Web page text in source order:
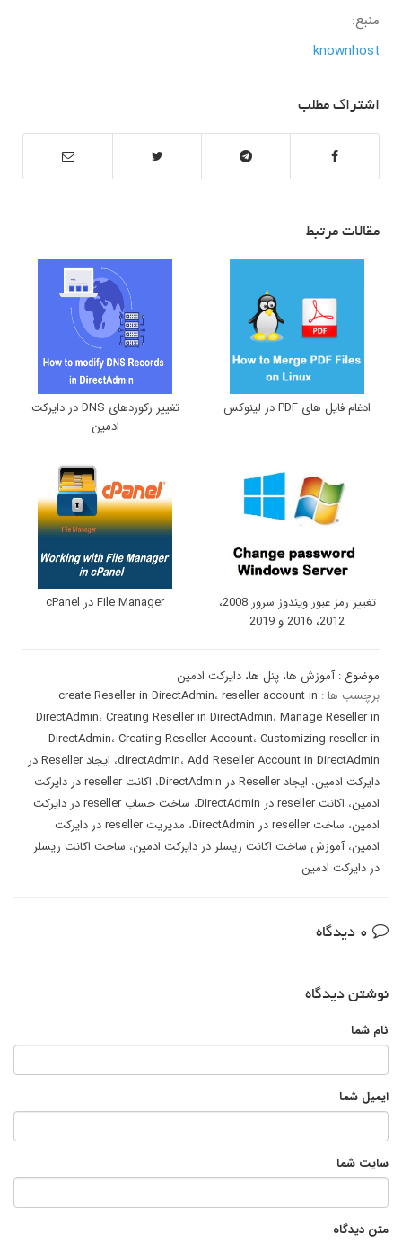
منبع:
knownhost
اشتراک مطلب
مقالات مرتبط
ادغام فایل های PDF در لینوکس
تغییر رکوردهای DNS در دایرکت
ادمین
تغییر رمز عبور ویندوز سرور 2008،
2012، 2016 و 2019
File Manager در cPanel
موضوع :آموزش ها، پنل ها، دایرکت ادمین
برچسب ها :
create Reseller in DirectAdmin، reseller account in
DirectAdmin، Creating Reseller in DirectAdmin، Manage Reseller in
DirectAdmin، Creating Reseller Account، Customizing reseller in
directAdmin، Add Reseller Account in DirectAdmin ،
ایجاد Reseller در
دایرکت ادمین، ایجاد Reseller در DirectAdmin ،
اکانت reseller در دایرکت
ادمین، اکانت reseller در DirectAdmin ،
ساخت حساب reseller در دایرکت
ادمین، ساخت reseller در DirectAdmin ،
مدیریت reseller در دایرکت
ادمین،آموزش ساخت اکانت ریسلر در دایرکت ادمین، ساخت اکانت ریسلر
در دایرکت ادمین
نوشتن دیدگاه
نام شما
ایمیل شما
سایت شما
متن دیدگاه